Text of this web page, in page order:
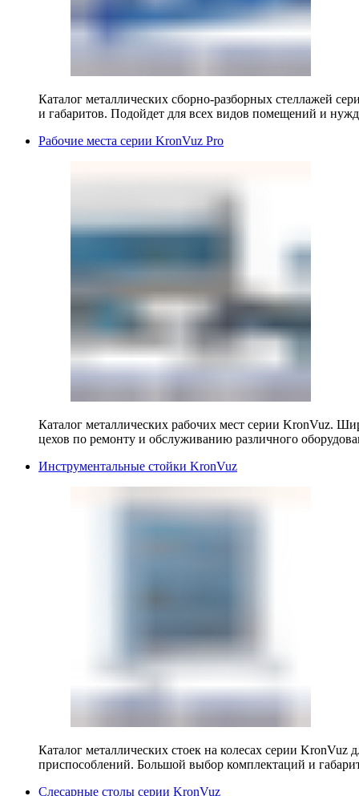
Каталог металлических сборно-разборных стеллажей
и габаритов. Подойдет для всех видов помещений и
Рабочие места серии KronVuz Pro
Каталог металлических рабочих мест серии KronVuz.
цехов по ремонту и обслуживанию различного
Инструментальные стойки KronVuz
Каталог металлических стоек на колесах серии KronVuz
приспособлений. Большой выбор комплектаций и
Слесарные столы серии KronVuz